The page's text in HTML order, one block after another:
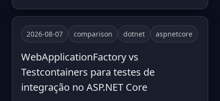
2026-08-07 comparison dotnet aspnetcore
WebApplicationFactory vs
Testcontainers para testes de
integração no ASP.NET Core